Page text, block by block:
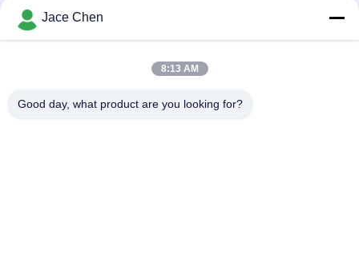
αλουμινίου ανωτισμού ασημένιων σωλήνων για συστήματα
αδύναμων σωλήνων και βιομηχανικούς σταθμούς εργασίας
90 μοίρες Γυναικεία συμμετοχή αλουμινίου σωλήνα κοινή
πετάμε χύτευση αγκώνα σύνδεσμος για συστήματα ράφι
Jace Chen
8:13 AM
Good day, what product are you looking for?